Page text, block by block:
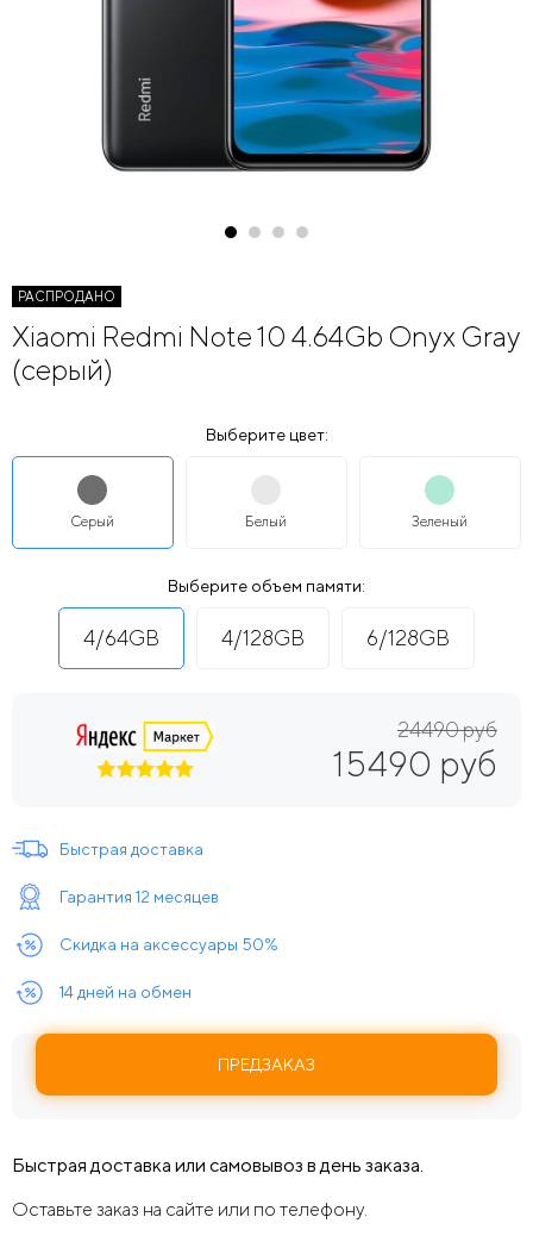
РАСПРОДАНО
Xiaomi Redmi Note 10 4.64Gb Onyx Gray
(серый)
Выберите цвет:
Серый Белый Зеленый
Выберите объем памяти:
4/64GB 4/128GB 6/128GB
24490 руб
15490 руб
Быстрая доставка
Гарантия 12 месяцев
Скидка на аксессуары 50%
14 дней на обмен
ПРЕДЗАКАЗ
Быстрая доставка или самовывоз в день заказа.
Оставьте заказ на сайте или по телефону.